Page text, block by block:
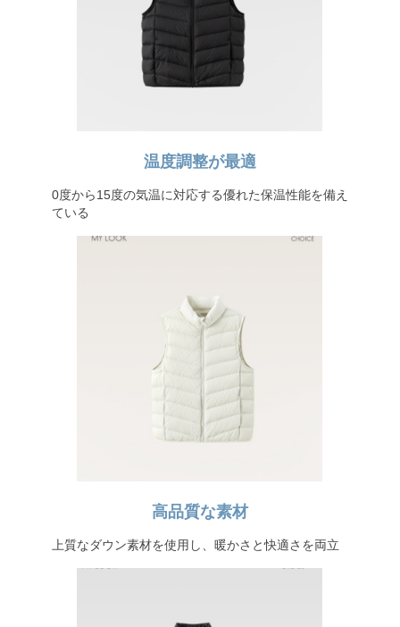
温度調整が最適
0度から15度の気温に対応する優れた保温性能を備え
ている
高品質な素材
上質なダウン素材を使用し、暖かさと快適さを両立